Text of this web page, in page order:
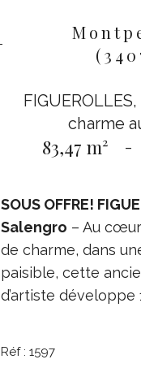
charme
83,47 m² -
SOUS OFFRE!
Salengro – Au
de charme, dans
paisible, cette
d’artiste développe
Réf : 1597